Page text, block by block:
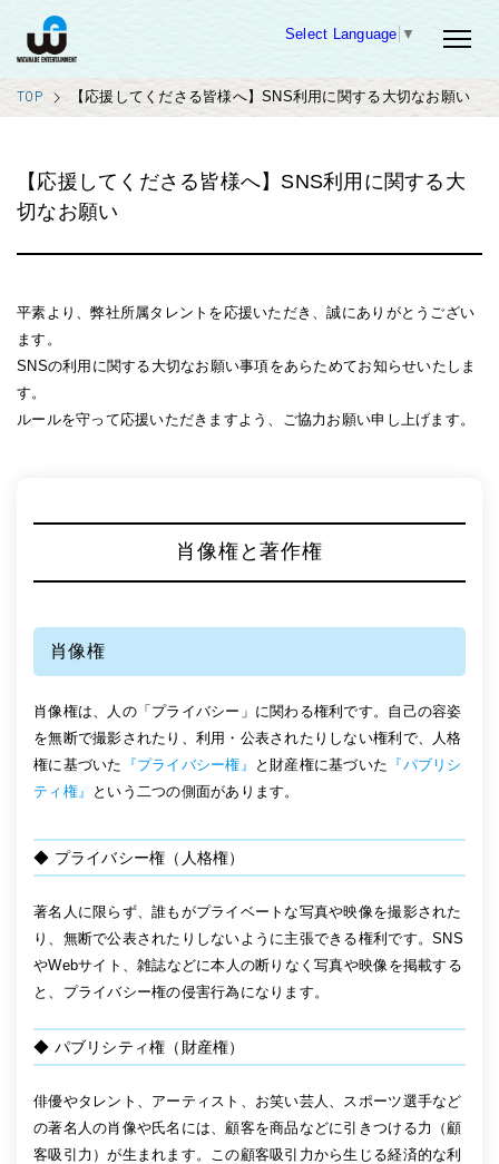
Select Language ▼
TOP 【応援してくださる皆様へ】SNS利用に関する大切なお願い
【応援してくださる皆様へ】SNS利用に関する大
切なお願い
平素より、弊社所属タレントを応援いただき、誠にありがとうござい
ます。
SNSの利用に関する大切なお願い事項をあらためてお知らせいたしま
す。
ルールを守って応援いただきますよう、ご協力お願い申し上げます。
肖像権と著作権
肖像権
肖像権は、人の「プライバシー」に関わる権利です。自己の容姿
を無断で撮影されたり、利用・公表されたりしない権利で、人格
権に基づいた
『プライバシー権』 と財産権に基づいた 『パブリシ
ティ権』
という二つの側面があります。
◆ プライバシー権（人格権）
著名人に限らず、誰もがプライベートな写真や映像を撮影された
り、無断で公表されたりしないように主張できる権利です。SNS
やWebサイト、雑誌などに本人の断りなく写真や映像を掲載する
と、プライバシー権の侵害行為になります。
◆ パブリシティ権（財産権）
俳優やタレント、アーティスト、お笑い芸人、スポーツ選手など
の著名人の肖像や氏名には、顧客を商品などに引きつける力（顧
客吸引力）が生まれます。この顧客吸引力から生じる経済的な利